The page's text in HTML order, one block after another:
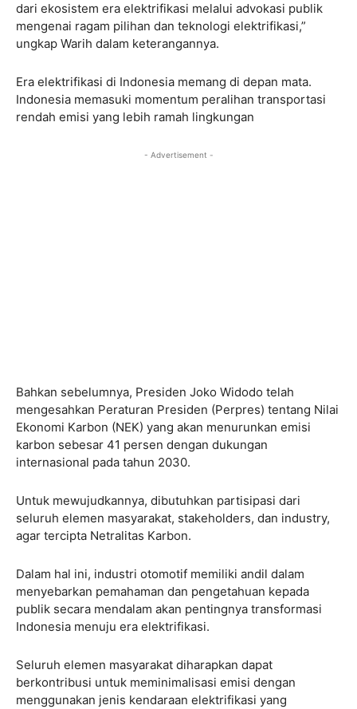
dari ekosistem era elektrifikasi melalui advokasi publik
mengenai ragam pilihan dan teknologi elektrifikasi,”
ungkap Warih dalam keterangannya.
Era elektrifikasi di Indonesia memang di depan mata.
Indonesia memasuki momentum peralihan transportasi
rendah emisi yang lebih ramah lingkungan
- Advertisement -
Bahkan sebelumnya, Presiden Joko Widodo telah
mengesahkan Peraturan Presiden (Perpres) tentang Nilai
Ekonomi Karbon (NEK) yang akan menurunkan emisi
karbon sebesar 41 persen dengan dukungan
internasional pada tahun 2030.
Untuk mewujudkannya, dibutuhkan partisipasi dari
seluruh elemen masyarakat, stakeholders, dan industry,
agar tercipta Netralitas Karbon.
Dalam hal ini, industri otomotif memiliki andil dalam
menyebarkan pemahaman dan pengetahuan kepada
publik secara mendalam akan pentingnya transformasi
Indonesia menuju era elektrifikasi.
Seluruh elemen masyarakat diharapkan dapat
berkontribusi untuk meminimalisasi emisi dengan
menggunakan jenis kendaraan elektrifikasi yang